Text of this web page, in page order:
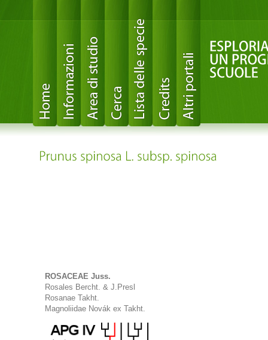
ROSACEAE Juss.
Rosales Bercht. & J.Presl
Rosanae Takht.
Magnoliidae Novák ex Takht.